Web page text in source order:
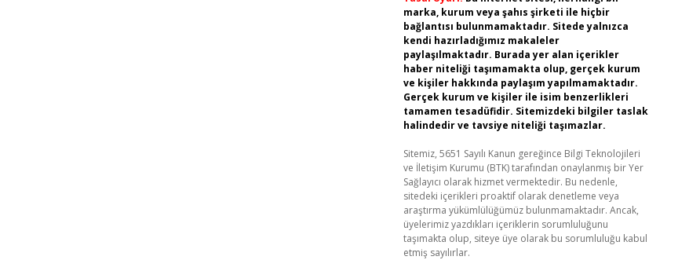
marka, kurum veya şahıs şirketi ile hiçbir
bağlantısı bulunmamaktadır. Sitede yalnızca
kendi hazırladığımız makaleler
paylaşılmaktadır. Burada yer alan içerikler
haber niteliği taşımamakta olup, gerçek kurum
ve kişiler hakkında paylaşım yapılmamaktadır.
Gerçek kurum ve kişiler ile isim benzerlikleri
tamamen tesadüfidir. Sitemizdeki bilgiler taslak
halindedir ve tavsiye niteliği taşımazlar.
Sitemiz, 5651 Sayılı Kanun gereğince Bilgi Teknolojileri
ve İletişim Kurumu (BTK) tarafından onaylanmış bir Yer
Sağlayıcı olarak hizmet vermektedir. Bu nedenle,
sitedeki içerikleri proaktif olarak denetleme veya
araştırma yükümlülüğümüz bulunmamaktadır. Ancak,
üyelerimiz yazdıkları içeriklerin sorumluluğunu
taşımakta olup, siteye üye olarak bu sorumluluğu kabul
etmiş sayılırlar.